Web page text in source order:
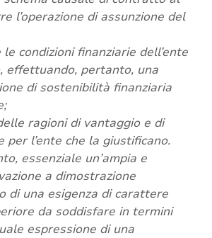
l’operazione di assunzione del
condizioni finanziarie dell’ente
effettuando, pertanto, una
di sostenibilità finanziaria
ragioni di vantaggio e di
per l’ente che la giustificano.
essenziale un’ampia e
a dimostrazione
di una esigenza di carattere
da soddisfare in termini
espressione di una